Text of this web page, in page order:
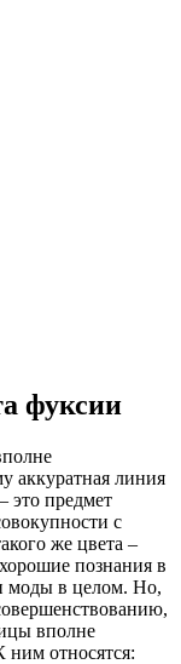
фуксии
аккуратная линия
это предмет
с
же цвета –
познания в
моды в целом. Но,
вполне
относятся: